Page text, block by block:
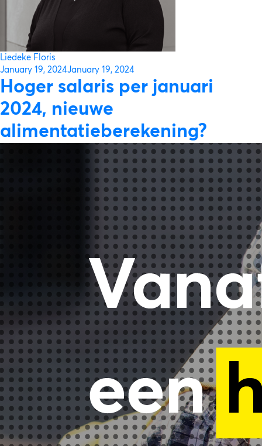
Liedeke Floris
Posted
on
January 19, 2024January 19, 2024
Hoger salaris per januari
2024, nieuwe
alimentatieberekening?